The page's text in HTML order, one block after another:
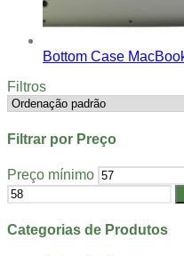
Bottom Case
Filtros
Filtrar por Preço
Preço mínimo
Categorias de Produtos